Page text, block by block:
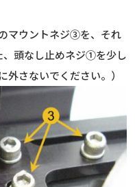
マウントネジ③を、それ
、頭なし止めネジ①を少し
さないでください。）